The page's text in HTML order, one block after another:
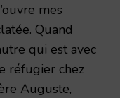
mes
Quand
qui est avec
réfugier chez
Auguste,